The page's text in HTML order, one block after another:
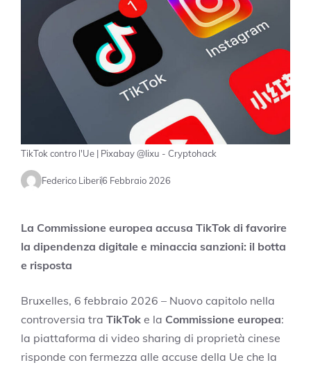
TikTok contro l'Ue | Pixabay @lixu - Cryptohack
Federico Liberi6 Febbraio 2026
La Commissione europea accusa TikTok di favorire
la dipendenza digitale e minaccia sanzioni: il botta
e risposta
Bruxelles, 6 febbraio 2026 – Nuovo capitolo nella
controversia tra TikTok e la Commissione europea:
la piattaforma di video sharing di proprietà cinese
risponde con fermezza alle accuse della Ue che la